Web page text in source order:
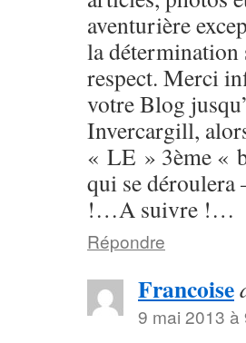
aventurière
la
respect. Merci
votre Blog
Invercargill,
« LE » 3ème «
qui se déroulera
!…A suivre !…
Répondre
Francoise
9 mai 2013 à